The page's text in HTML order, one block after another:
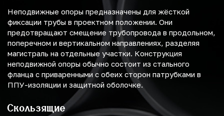
Неподвижные опоры предназначены для жёсткой
фиксации трубы в проектном положении. Они
предотвращают смещение трубопровода в продольном,
поперечном и вертикальном направлениях, разделяя
магистраль на отдельные участки. Конструкция
неподвижной опоры обычно состоит из стального
фланца с приваренными с обеих сторон патрубками в
ППУ-изоляции и защитной оболочке.
Скользящие